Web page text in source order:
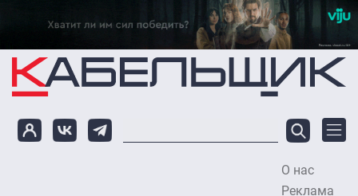
Перейти к основному содержанию
О нас
Реклама